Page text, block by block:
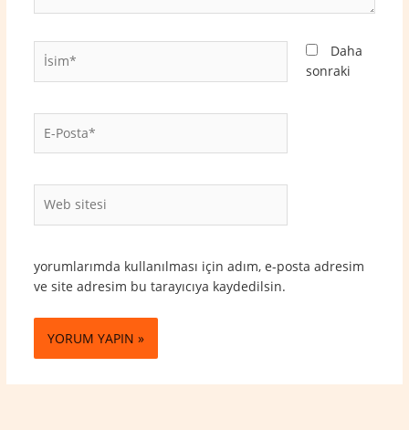
İsim*
Posta*
sitesi
Daha
sonraki
yorumlarımda kullanılması için adım, e-posta adresim
ve site adresim bu tarayıcıya kaydedilsin.